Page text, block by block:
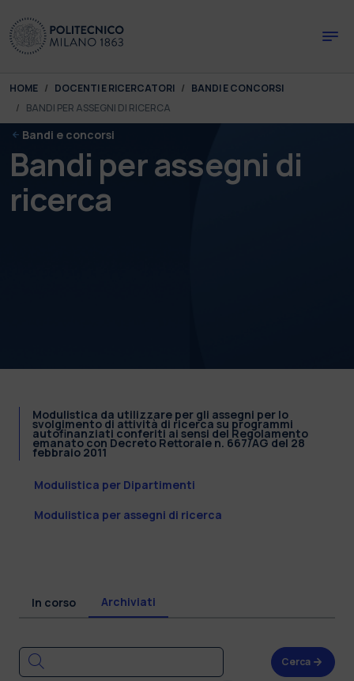
You are here:
HOME DOCENTI E RICERCATORI
BANDI E CONCORSI
BANDI PER ASSEGNI DI RICERCA
Bandi e concorsi
Bandi per assegni di
ricerca
Modulistica da utilizzare per gli assegni per lo
svolgimento di attività di ricerca su programmi
autofinanziati conferiti ai sensi del Regolamento
emanato con Decreto Rettorale n. 667/AG del 28
febbraio 2011
Modulistica per Dipartimenti
Modulistica per assegni di ricerca
In corso Archiviati
Cerca